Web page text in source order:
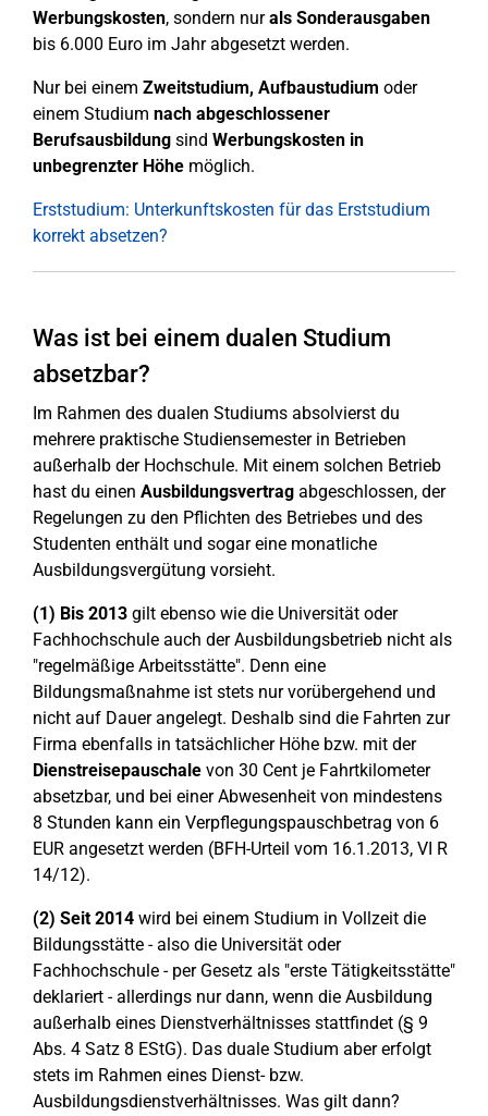
Werbungskosten, sondern nurals Sonderausgaben
bis 6.000 Euro im Jahr abgesetzt werden.
Nur bei einem Zweitstudium, Aufbaustudium oder
einem Studium nach abgeschlossener
Berufsausbildung sind Werbungskosten in
unbegrenzter Höhe möglich.
Erststudium: Unterkunftskosten für das Erststudium
korrekt absetzen?
Was ist bei einem dualen Studium
absetzbar?
Im Rahmen des dualen Studiums absolvierst du
mehrere praktische Studiensemester in Betrieben
außerhalb der Hochschule. Mit einem solchen Betrieb
hast du einen Ausbildungsvertrag abgeschlossen, der
Regelungen zu den Pflichten des Betriebes und des
Studenten enthält und sogar eine monatliche
Ausbildungsvergütung vorsieht.
(1) Bis 2013 gilt ebenso wie die Universität oder
Fachhochschule auch der Ausbildungsbetrieb nicht als
"regelmäßige Arbeitsstätte". Denn eine
Bildungsmaßnahme ist stets nur vorübergehend und
nicht auf Dauer angelegt. Deshalb sind die Fahrten zur
Firma ebenfalls in tatsächlicher Höhe bzw. mit der
Dienstreisepauschale von 30 Cent je Fahrtkilometer
absetzbar, und bei einer Abwesenheit von mindestens
8 Stunden kann ein Verpflegungspauschbetrag von 6
EUR angesetzt werden (BFH-Urteil vom 16.1.2013, VI R
14/12).
(2) Seit2014 wird bei einem Studium in Vollzeit die
Bildungsstätte - also die Universität oder
Fachhochschule - per Gesetz als "erste Tätigkeitsstätte"
deklariert - allerdings nur dann, wenn die Ausbildung
außerhalb eines Dienstverhältnisses stattfindet (§ 9
Abs. 4 Satz 8 EStG). Das duale Studium aber erfolgt
stets im Rahmen eines Dienst- bzw.
Ausbildungsdienstverhältnisses. Was gilt dann?